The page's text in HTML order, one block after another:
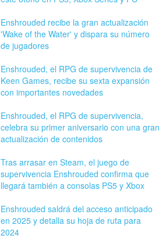
Enshrouded recibe la gran actualización
'Wake of the Water' y dispara su número
de jugadores
Enshrouded, el RPG de supervivencia de
Keen Games, recibe su sexta expansión
con importantes novedades
Enshrouded, el RPG de supervivencia,
celebra su primer aniversario con una gran
actualización de contenidos
Tras arrasar en Steam, el juego de
supervivencia Enshrouded confirma que
llegará también a consolas PS5 y Xbox
Enshrouded saldrá del acceso anticipado
en 2025 y detalla su hoja de ruta para
2024